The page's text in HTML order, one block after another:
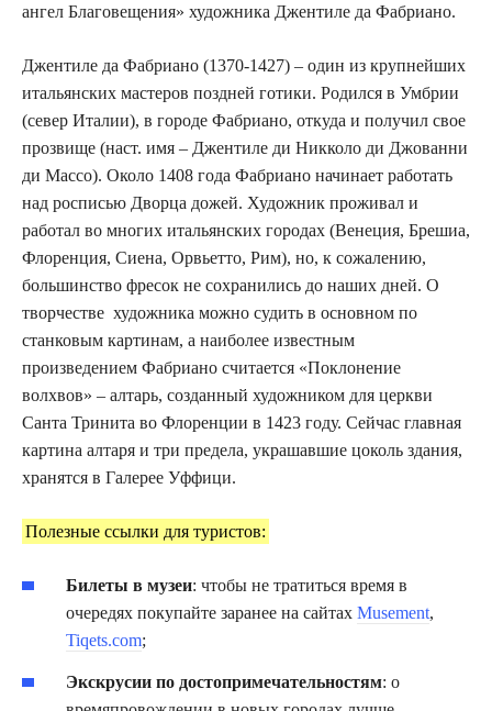
ангел Благовещения» художника Джентиле да Фабриано.
Джентиле да Фабриано (1370-1427) – один из крупнейших
итальянских мастеров поздней готики. Родился в Умбрии
(север Италии), в городе Фабриано, откуда и получил свое
прозвище (наст. имя – Джентиле ди Никколо ди Джованни
ди Массо). Около 1408 года Фабриано начинает работать
над росписью Дворца дожей. Художник проживал и
работал во многих итальянских городах (Венеция, Брешиа,
Флоренция, Сиена, Орвьетто, Рим), но, к сожалению,
большинство фресок не сохранились до наших дней. О
творчестве художника можно судить в основном по
станковым картинам, а наиболее известным
произведением Фабриано считается «Поклонение
волхвов» – алтарь, созданный художником для церкви
Санта Тринита во Флоренции в 1423 году. Сейчас главная
картина алтаря и три предела, украшавшие цоколь здания,
хранятся в Галерее Уффици.
Полезные ссылки для туристов:
Билеты в музеи: чтобы не тратиться время в
очередях покупайте заранее на сайтах Musement,
Tiqets.com;
Экскрусии по достопримечательностям: о